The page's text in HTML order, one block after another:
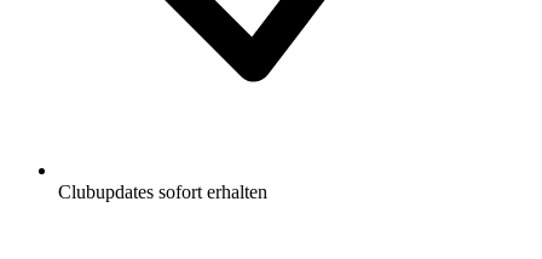
Clubupdates sofort erhalten